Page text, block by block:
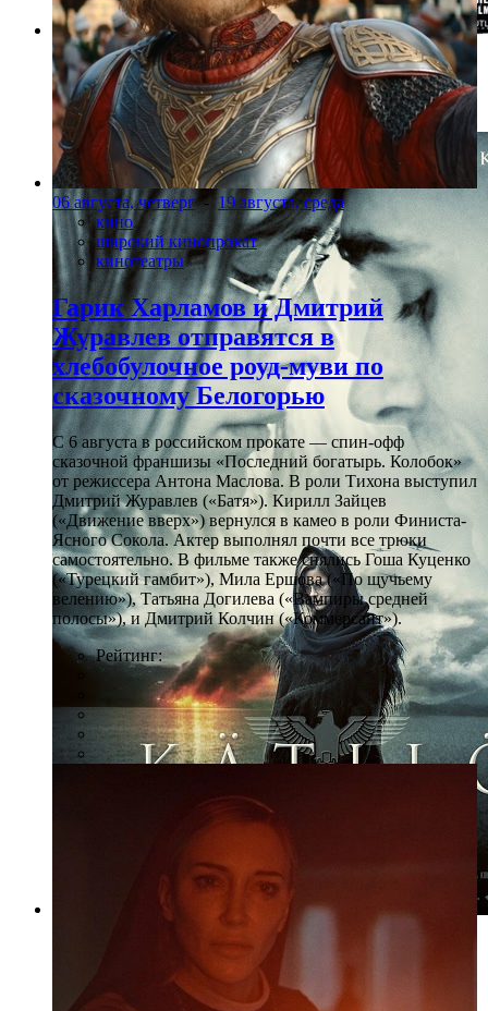
Фото: avrora.spb.ru
«Панк-синдром»
06 августа, четверг-19 августа, среда
кино
широкий кинопрокат
кинотеатры
Гарик Харламов и Дмитрий
Журавлев отправятся в
хлебобулочное роуд-муви по
сказочному Белогорью
С 6 августа в российском прокате — спин-офф
сказочной франшизы «Последний богатырь. Колобок»
от режиссера Антона Маслова. В роли Тихона выступил
Дмитрий Журавлев («Батя»). Кирилл Зайцев
(«Движение вверх») вернулся в камео в роли Финиста-
Ясного Сокола. Актер выполнял почти все трюки
самостоятельно. В фильме также снялись Гоша Куценко
(«Турецкий гамбит»), Мила Ершова («По щучьему
велению»), Татьяна Догилева («Вампиры средней
полосы»), и Дмитрий Колчин («Коммерсант»).
Рейтинг: